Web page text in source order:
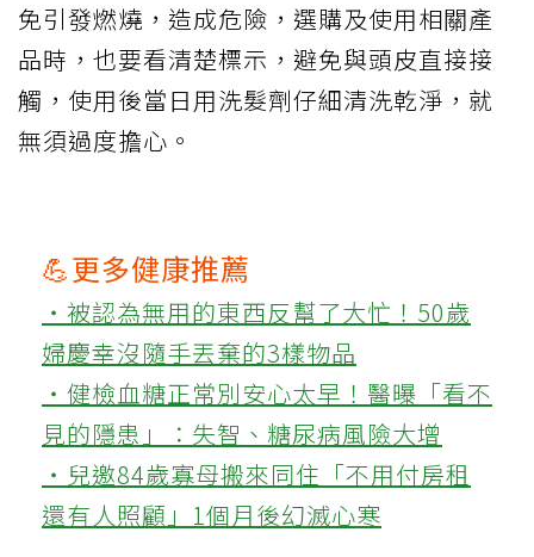
免引發燃燒，造成危險，選購及使用相關產
品時，也要看清楚標示，避免與頭皮直接接
觸，使用後當日用洗髮劑仔細清洗乾淨，就
無須過度擔心。
💪更多健康推薦
‧被認為無用的東西反幫了大忙！50歲
婦慶幸沒隨手丟棄的3樣物品
‧健檢血糖正常別安心太早！醫曝「看不
見的隱患」：失智、糖尿病風險大增
‧兒邀84歲寡母搬來同住「不用付房租
還有人照顧」1個月後幻滅心寒